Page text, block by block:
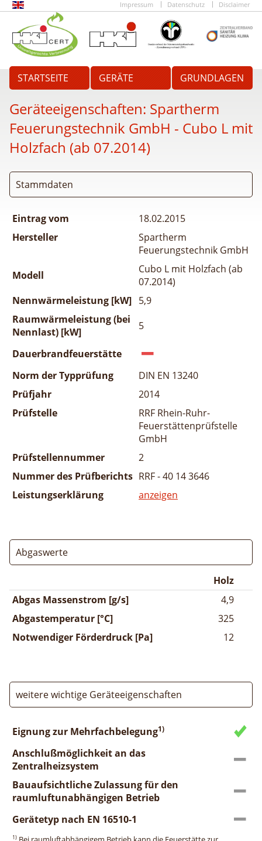
Impressum Datenschutz Disclaimer
STARTSEITE GERÄTE GRUNDLAGEN
Geräteeigenschaften: Spartherm
Feuerungstechnik GmbH - Cubo L mit
Holzfach (ab 07.2014)
Stammdaten
Eintrag vom
18.02.2015
Hersteller
Spartherm
Feuerungstechnik GmbH
Modell
Cubo L mit Holzfach (ab
07.2014)
Nennwärmeleistung [kW] 5,9
Raumwärmeleistung (bei
Nennlast) [kW]
5
Dauerbrandfeuerstätte
Norm der Typprüfung
DIN EN 13240
Prüfjahr
2014
Prüfstelle
RRF Rhein-Ruhr-
Feuerstättenprüfstelle
GmbH
Prüfstellennummer
2
Nummer des Prüfberichts RRF - 40 14 3646
Leistungserklärung
anzeigen
Abgaswerte
Holz
Abgas Massenstrom [g/s]
4,9
Abgastemperatur [°C]
325
Notwendiger Förderdruck [Pa]
12
weitere wichtige Geräteeigenschaften
Eignung zur Mehrfachbelegung1)
Anschlußmöglichkeit an das
Zentralheizsystem
Bauaufsichtliche Zulassung für den
raumluftunabhängigen Betrieb
Gerätetyp nach EN 16510-1
1)